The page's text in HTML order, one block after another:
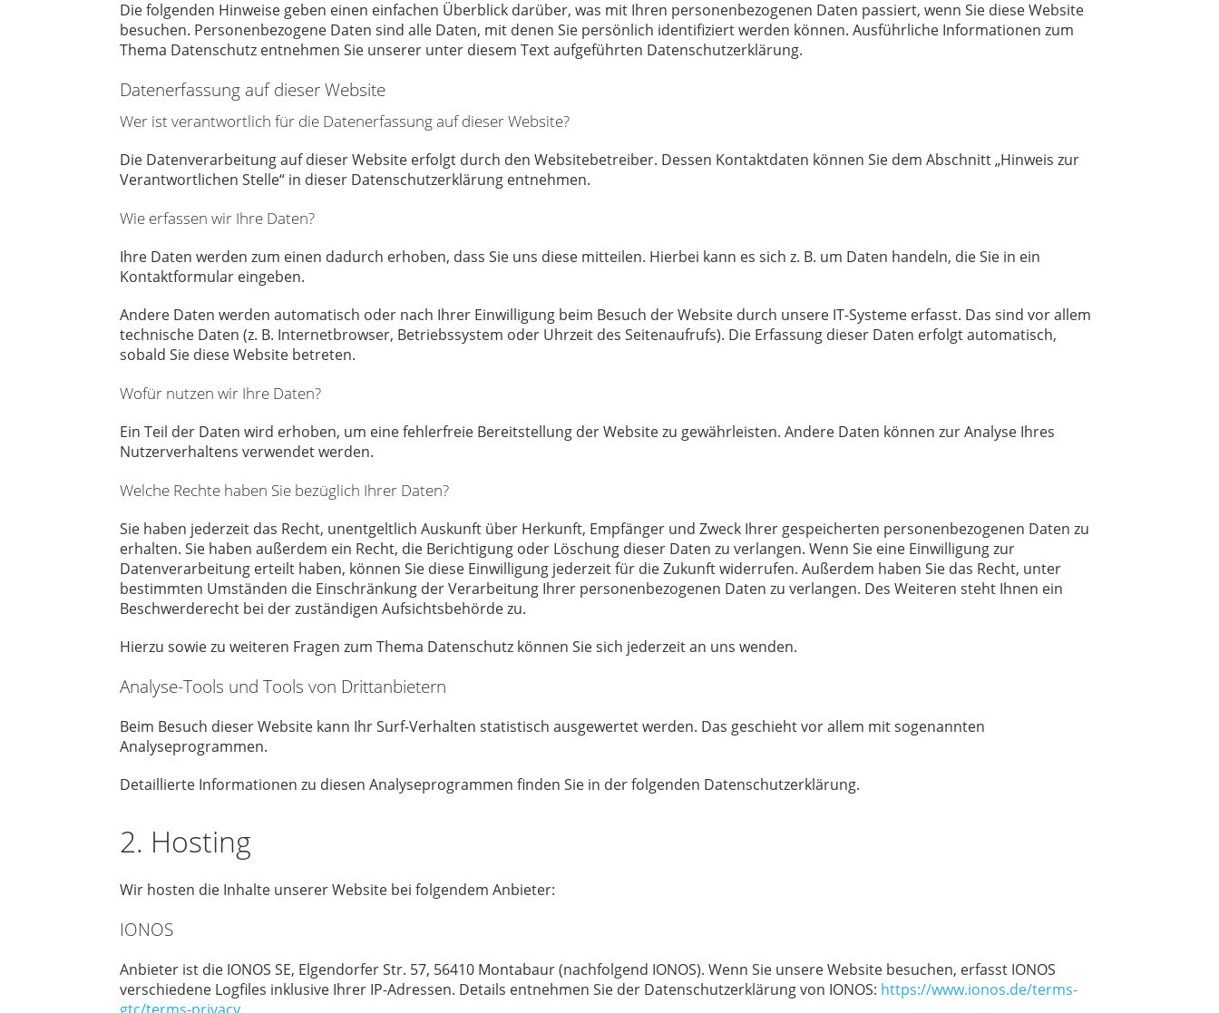
Die folgenden Hinweise geben einen einfachen Überblick darüber, was mit Ihren personenbezogenen Daten passiert, wenn Sie diese Website
besuchen. Personenbezogene Daten sind alle Daten, mit denen Sie persönlich identifiziert werden können. Ausführliche Informationen zum
Thema Datenschutz entnehmen Sie unserer unter diesem Text aufgeführten Datenschutzerklärung.
Datenerfassung auf dieser Website
Wer ist verantwortlich für die Datenerfassung auf dieser Website?
Die Datenverarbeitung auf dieser Website erfolgt durch den Websitebetreiber. Dessen Kontaktdaten können Sie dem Abschnitt „Hinweis zur
Verantwortlichen Stelle“ in dieser Datenschutzerklärung entnehmen.
Wie erfassen wir Ihre Daten?
Ihre Daten werden zum einen dadurch erhoben, dass Sie uns diese mitteilen. Hierbei kann es sich z. B. um Daten handeln, die Sie in ein
Kontaktformular eingeben.
Andere Daten werden automatisch oder nach Ihrer Einwilligung beim Besuch der Website durch unsere IT-Systeme erfasst. Das sind vor allem
technische Daten (z. B. Internetbrowser, Betriebssystem oder Uhrzeit des Seitenaufrufs). Die Erfassung dieser Daten erfolgt automatisch,
sobald Sie diese Website betreten.
Wofür nutzen wir Ihre Daten?
Ein Teil der Daten wird erhoben, um eine fehlerfreie Bereitstellung der Website zu gewährleisten. Andere Daten können zur Analyse Ihres
Nutzerverhaltens verwendet werden.
Welche Rechte haben Sie bezüglich Ihrer Daten?
Sie haben jederzeit das Recht, unentgeltlich Auskunft über Herkunft, Empfänger und Zweck Ihrer gespeicherten personenbezogenen Daten zu
erhalten. Sie haben außerdem ein Recht, die Berichtigung oder Löschung dieser Daten zu verlangen. Wenn Sie eine Einwilligung zur
Datenverarbeitung erteilt haben, können Sie diese Einwilligung jederzeit für die Zukunft widerrufen. Außerdem haben Sie das Recht, unter
bestimmten Umständen die Einschränkung der Verarbeitung Ihrer personenbezogenen Daten zu verlangen. Des Weiteren steht Ihnen ein
Beschwerderecht bei der zuständigen Aufsichtsbehörde zu.
Hierzu sowie zu weiteren Fragen zum Thema Datenschutz können Sie sich jederzeit an uns wenden.
Analyse-Tools und Tools von Dritt­anbietern
Beim Besuch dieser Website kann Ihr Surf-Verhalten statistisch ausgewertet werden. Das geschieht vor allem mit sogenannten
Analyseprogrammen.
Detaillierte Informationen zu diesen Analyseprogrammen finden Sie in der folgenden Datenschutzerklärung.
2. Hosting
Wir hosten die Inhalte unserer Website bei folgendem Anbieter:
IONOS
Anbieter ist die IONOS SE, Elgendorfer Str. 57, 56410 Montabaur (nachfolgend IONOS). Wenn Sie unsere Website besuchen, erfasst IONOS
verschiedene Logfiles inklusive Ihrer IP-Adressen. Details entnehmen Sie der Datenschutzerklärung von IONOS: https://www.ionos.de/terms-